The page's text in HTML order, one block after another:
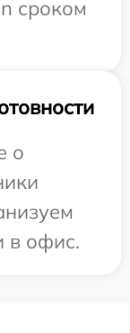
сроком
о
в офис.